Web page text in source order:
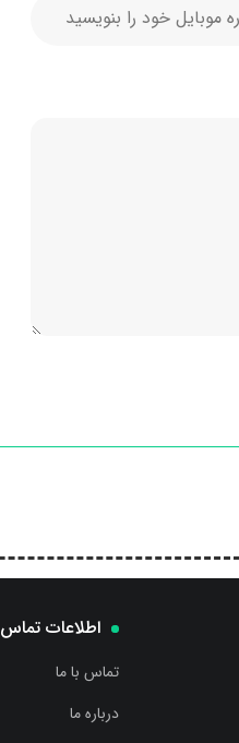
اطلاعات تماس
تماس با ما
درباره ما